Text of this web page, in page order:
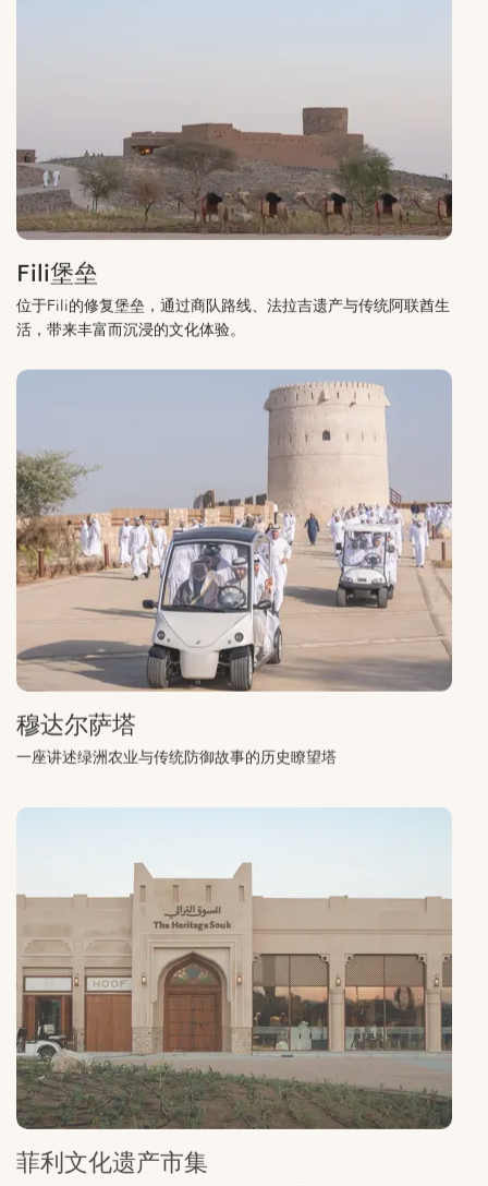
Fili堡垒
位于Fili的修复堡垒，通过商队路线、法拉吉遗产与传统阿联酋生
活，带来丰富而沉浸的文化体验。
穆达尔萨塔
一座讲述绿洲农业与传统防御故事的历史瞭望塔
菲利文化遗产市集
探索一座传统市集，在这里，阿联酋文化通过传统工艺、沉浸式体
验与本土建筑焕发生机。